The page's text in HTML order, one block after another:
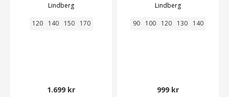
Lindberg
120 140 150 170
1.699 kr
Lindberg
90 100 120 130 140
999 kr